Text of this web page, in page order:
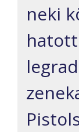
neki